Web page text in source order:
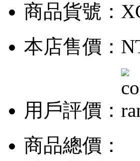
商品貨號：
本店售價：
用戶評價：
商品總價：